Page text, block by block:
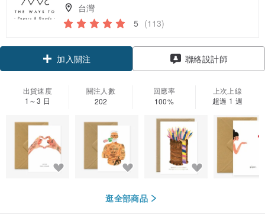
台灣
5 (113)
加入關注 聯絡設計師
出貨速度
1～3 日
關注人數
202
回應率
100%
上次上線
超過 1 週
逛全部商品